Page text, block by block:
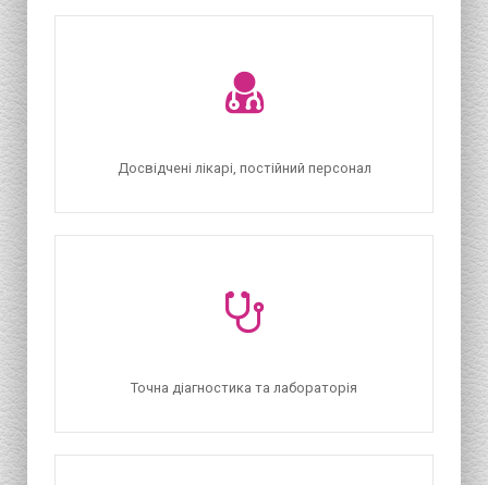
Досвідчені лікарі, постійний персонал
Точна діагностика та лабораторія